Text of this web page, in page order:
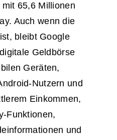
65,6 Millionen
Auch wenn die
bleibt Google
Geldbörse
Geräten,
Nutzern und
Einkommen,
Funktionen,
und